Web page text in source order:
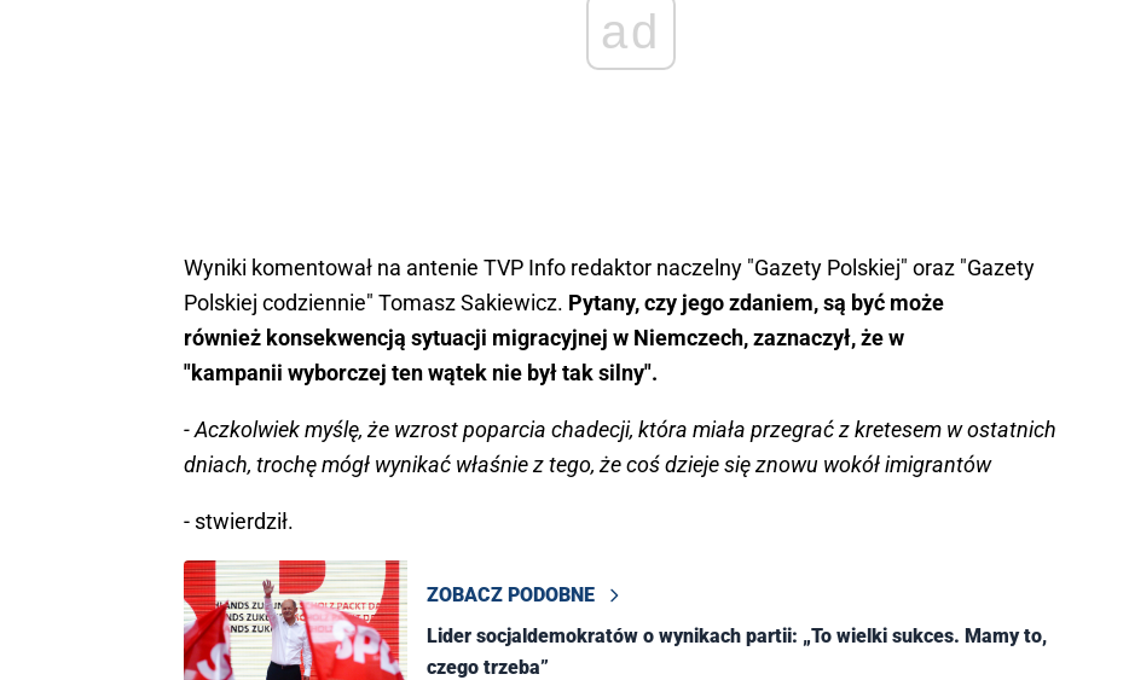
ad
Wyniki komentował na antenie TVP Info redaktor naczelny "Gazety Polskiej" oraz "Gazety
Polskiej codziennie" Tomasz Sakiewicz. Pytany, czy jego zdaniem, są być może
również konsekwencją sytuacji migracyjnej w Niemczech, zaznaczył, że w
"kampanii wyborczej ten wątek nie był tak silny".
- Aczkolwiek myślę, że wzrost poparcia chadecji, która miała przegrać z kretesem w ostatnich
dniach, trochę mógł wynikać właśnie z tego, że coś dzieje się znowu wokół imigrantów
- stwierdził.
ZOBACZ PODOBNE
Lider socjaldemokratów o wynikach partii: „To wielki sukces. Mamy to,
czego trzeba”